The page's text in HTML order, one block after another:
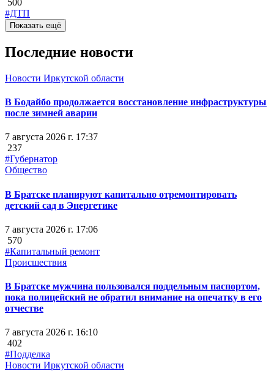
500
#ДТП
Показать ещё
Последние новости
Новости Иркутской области
В Бодайбо продолжается восстановление инфраструктуры
после зимней аварии
7 августа 2026 г. 17:37
237
#Губернатор
Общество
В Братске планируют капитально отремонтировать
детский сад в Энергетике
7 августа 2026 г. 17:06
570
#Капитальный ремонт
Происшествия
В Братске мужчина пользовался поддельным паспортом,
пока полицейский не обратил внимание на опечатку в его
отчестве
7 августа 2026 г. 16:10
402
#Подделка
Новости Иркутской области